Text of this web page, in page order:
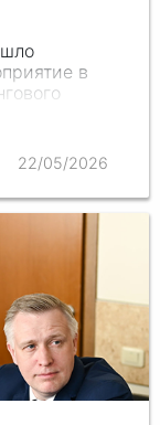
в
22/05/2026